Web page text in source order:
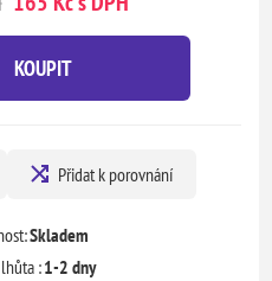
KOUPIT
Přidat k porovnání
Skladem
:1-2 dny